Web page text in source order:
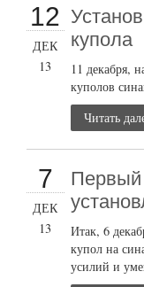
12
ДЕК
13
купола
11 декабря,
куполов
Читать
7
ДЕК
13
Итак, 6
купол на
усилий и